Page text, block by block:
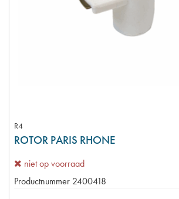
R4
ROTOR PARIS RHONE
niet op voorraad
Productnummer 2400418